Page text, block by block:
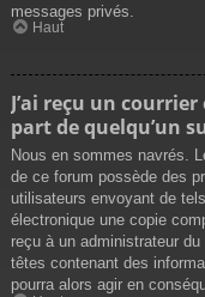
messages privés.
Haut
J’ai reçu un
part de quelqu’un
Nous en sommes navrés.
de ce forum possède des
utilisateurs envoyant de
électronique une copie
reçu à un administrateur
têtes contenant des
pourra alors agir en